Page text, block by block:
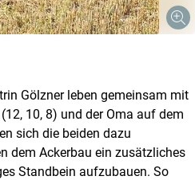
Gölzner leben gemeinsam mit
10, 8) und der Oma auf dem
sich die beiden dazu
dem Ackerbau ein zusätzliches
Standbein aufzubauen. So